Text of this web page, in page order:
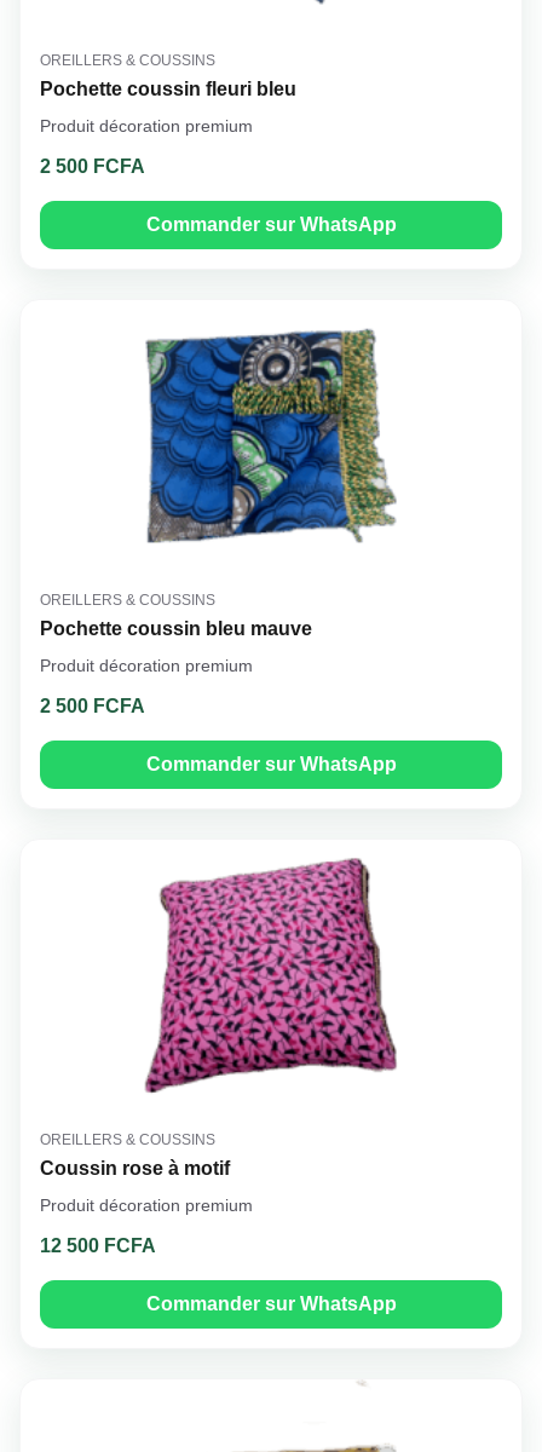
OREILLERS & COUSSINS
Pochette coussin fleuri bleu
Produit décoration premium
2 500 FCFA
Commander sur WhatsApp
OREILLERS & COUSSINS
Pochette coussin bleu mauve
Produit décoration premium
2 500 FCFA
Commander sur WhatsApp
OREILLERS & COUSSINS
Coussin rose à motif
Produit décoration premium
12 500 FCFA
Commander sur WhatsApp